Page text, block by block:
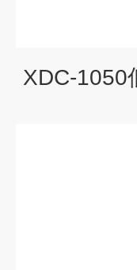
XDC-1050